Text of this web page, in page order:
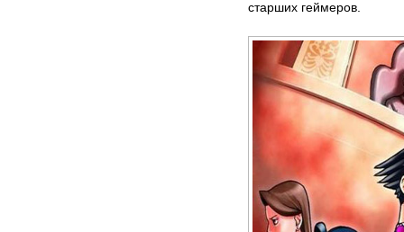
старших геймеров.